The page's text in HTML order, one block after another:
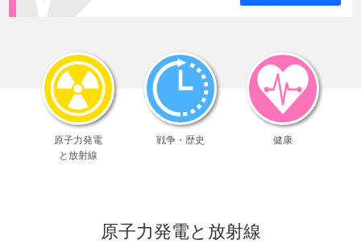
｢抗精神病薬全般｣
商品名 全て
副作用 発作閾値の低下
｢抗精神病薬｣
商品名 セロクエル以外
副作用 パ－キンソン症状出現･悪化
副作用 錐体外路症状、過沈静
原子力発電
と放射線
戦争・歴史 健康
原子力発電と放射線